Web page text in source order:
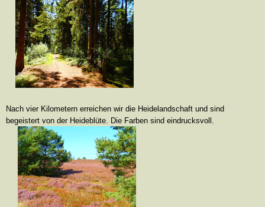
Nach vier Kilometern erreichen wir die Heidelandschaft und sind
begeistert von der Heideblüte. Die Farben sind eindrucksvoll.